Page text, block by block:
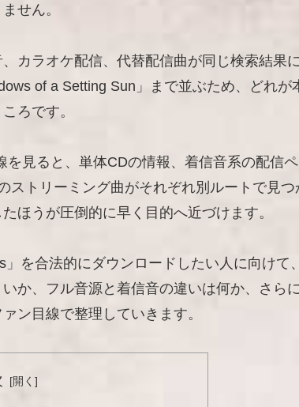
せん。
カラオケ配信、代替配信曲が同じ検索結果
of a Setting Sun」まで並ぶため、どれが
ろです。
見ると、単体CDの情報、着信音系の配信
ストリーミング曲がそれぞれ別ルートで見つ
ほうが圧倒的に早く目的へ近づけます。
を合法的にダウンロードしたい人に向けて
か、フル音源と着信音の違いは何か、さら
ン目線で整理していきます。